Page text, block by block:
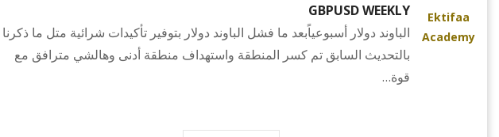
Ektifaa
Academy
GBPUSD WEEKLY
الباوند دولار أسبوعياًبعد ما فشل الباوند دولار بتوفير تأكيدات شرائية متل ما ذكرنا
بالتحديث السابق تم كسر المنطقة واستهداف منطقة أدنى وهالشي مترافق مع
قوة…